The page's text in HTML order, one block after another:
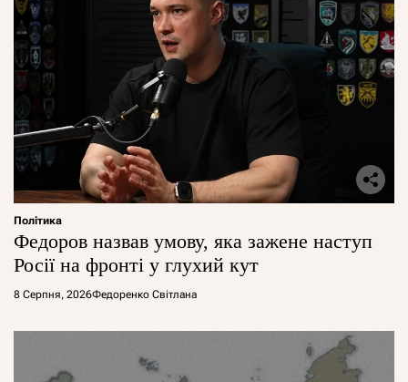
Політика
Федоров назвав умову, яка зажене наступ
Росії на фронті у глухий кут
8 Серпня, 2026Федоренко Світлана